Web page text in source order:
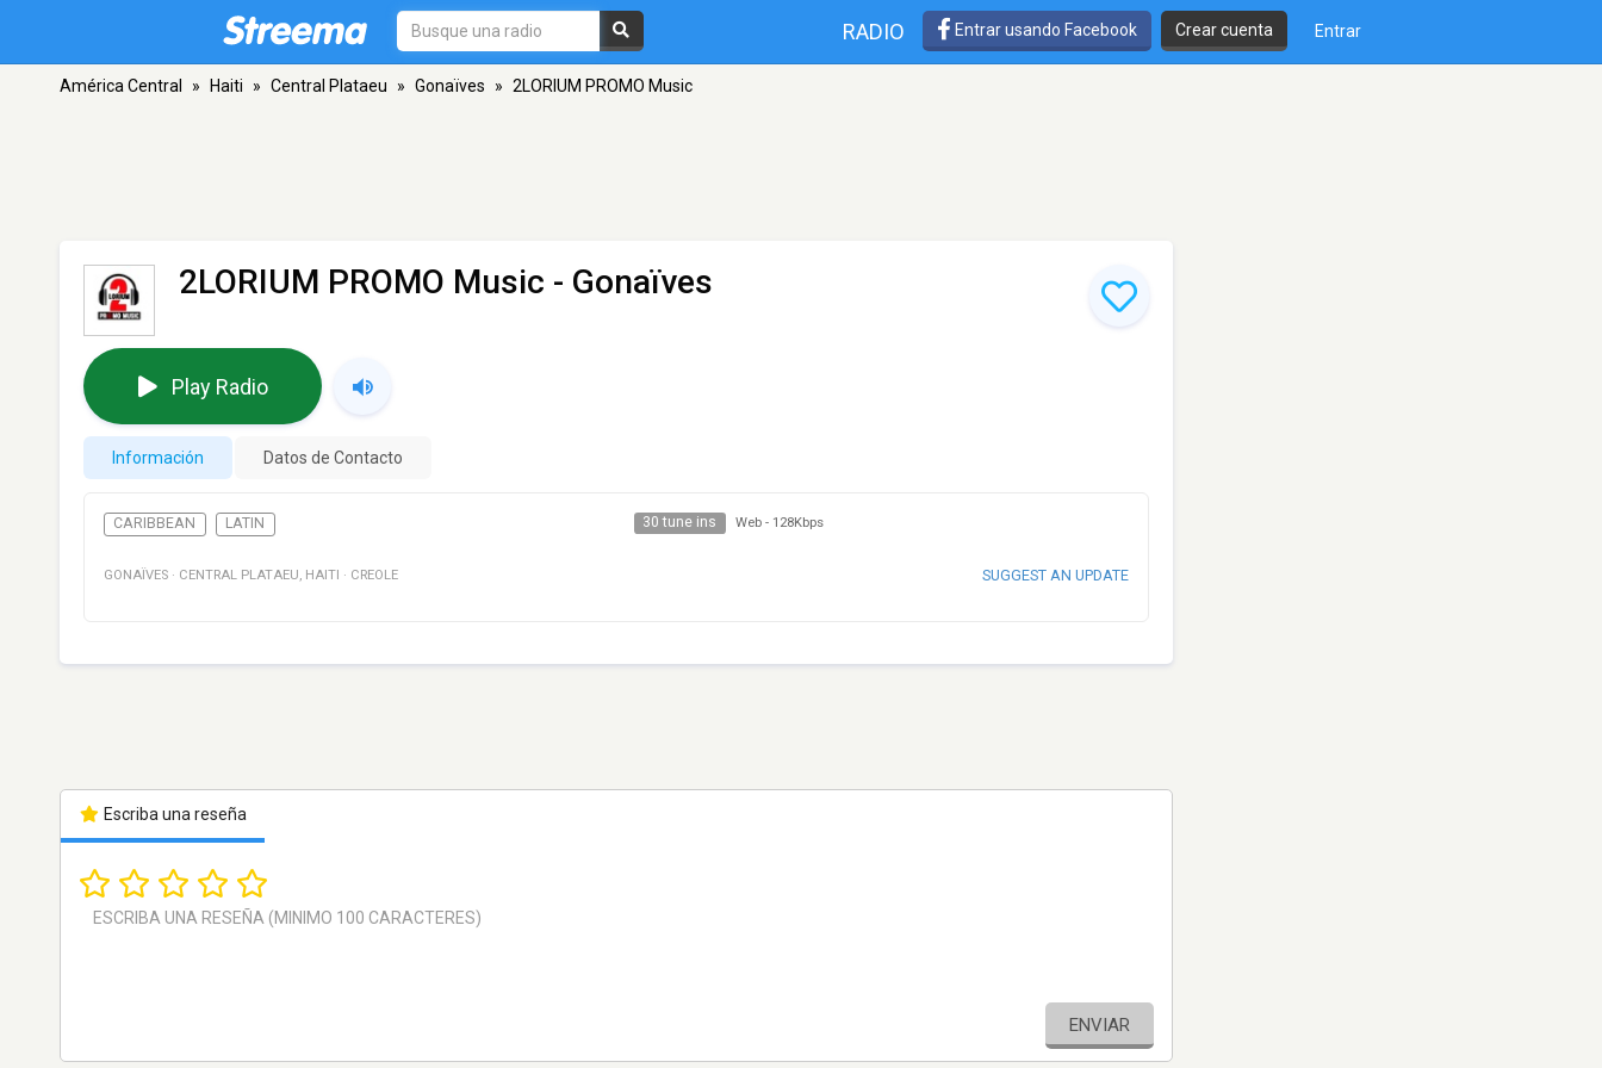
RADIO Entrar usando Facebook Crear cuenta Entrar
América Central » Haiti » Central Plataeu » Gonaïves » 2LORIUM PROMO Music
2LORIUM PROMO Music - Gonaïves
Play Radio
Información Datos de Contacto
CARIBBEAN LATIN 30 tune ins Web - 128Kbps
GONAÏVES · CENTRAL PLATAEU, HAITI · CREOLE SUGGEST AN UPDATE
Escriba una reseña
ENVIAR